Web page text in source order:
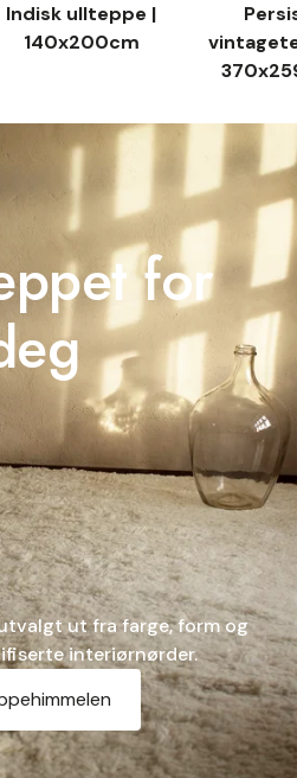
Indisk ullteppe |
140x200cm
for
ut fra farge, form og
interiørnørder.